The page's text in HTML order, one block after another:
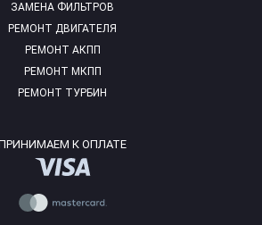
ЗАМЕНА ФИЛЬТРОВ
РЕМОНТ ДВИГАТЕЛЯ
РЕМОНТ АКПП
РЕМОНТ МКПП
РЕМОНТ ТУРБИН
К ОПЛАТЕ